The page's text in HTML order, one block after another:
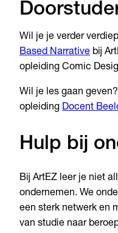
Wil je je verder
Based Narrative bij
opleiding Comic
Wil je les gaan
opleiding Docent
Hulp bij
Bij ArtEZ leer je niet
ondernemen. We
een sterk netwerk en
van studie naar